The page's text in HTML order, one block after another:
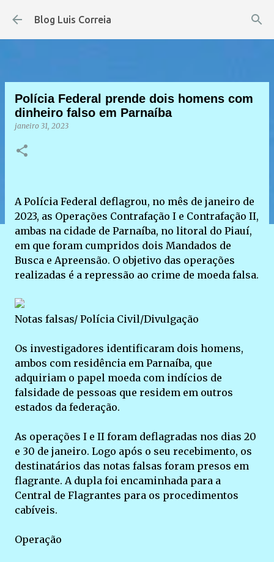
Pular para o conteúdo principal
Blog Luis Correia
Polícia Federal prende dois homens com
dinheiro falso em Parnaíba
janeiro 31, 2023
A Polícia Federal deflagrou, no mês de janeiro de
2023, as Operações Contrafação I e Contrafação II,
ambas na cidade de Parnaíba, no litoral do Piauí,
em que foram cumpridos dois Mandados de
Busca e Apreensão. O objetivo das operações
realizadas é a repressão ao crime de moeda falsa.
Notas falsas/ Polícia Civil/Divulgação
Os investigadores identificaram dois homens,
ambos com residência em Parnaíba, que
adquiriam o papel moeda com indícios de
falsidade de pessoas que residem em outros
estados da federação.
As operações I e II foram deflagradas nos dias 20
e 30 de janeiro. Logo após o seu recebimento, os
destinatários das notas falsas foram presos em
flagrante. A dupla foi encaminhada para a
Central de Flagrantes para os procedimentos
cabíveis.
Operação